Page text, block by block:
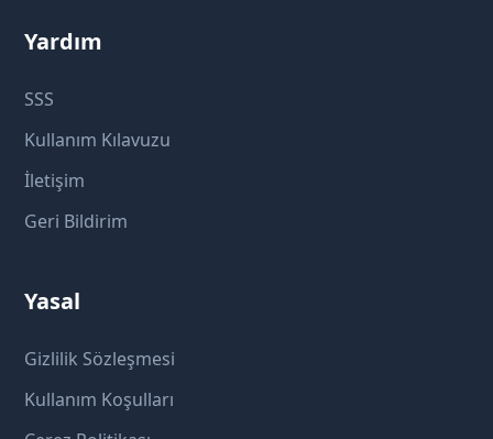
Yardım
SSS
Kullanım Kılavuzu
İletişim
Geri Bildirim
Yasal
Gizlilik Sözleşmesi
Kullanım Koşulları